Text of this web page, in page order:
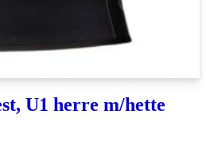
U1 herre m/hette